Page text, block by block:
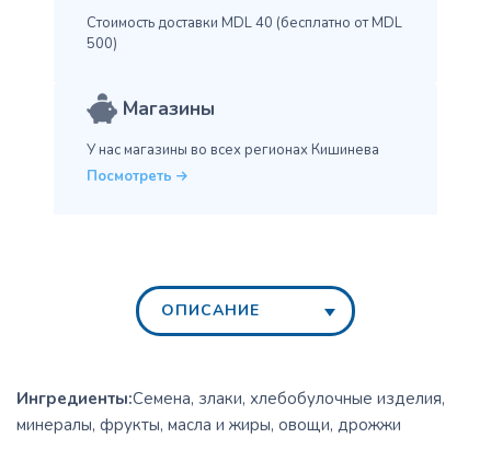
Стоимость доставки MDL 40 (бесплатно от MDL
500)
Магазины
У нас магазины во всех регионах Кишинева
Посмотреть
ОПИСАНИЕ
Ингредиенты:Семена, злаки, хлебобулочные изделия,
минералы, фрукты, масла и жиры, овощи, дрожжи